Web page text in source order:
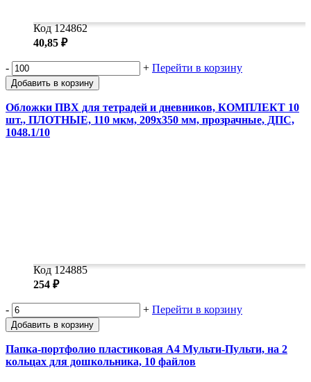
Код 124862
40,85 ₽
- + Перейти в корзину
Добавить в корзину
Обложки ПВХ для тетрадей и дневников, КОМПЛЕКТ 10
шт., ПЛОТНЫЕ, 110 мкм, 209х350 мм, прозрачные, ДПС,
1048.1/10
Код 124885
254 ₽
- + Перейти в корзину
Добавить в корзину
Папка-портфолио пластиковая А4 Мульти-Пульти, на 2
кольцах для дошкольника, 10 файлов